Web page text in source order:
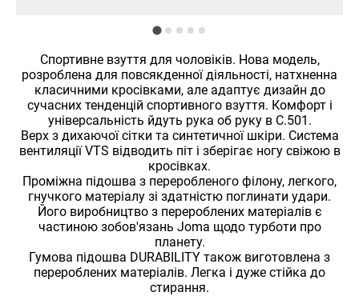
Спортивне взуття для чоловіків. Нова модель,
розроблена для повсякденної діяльності, натхненна
класичними кросівками, але адаптує дизайн до
сучасних тенденцій спортивного взуття. Комфорт і
універсальність йдуть рука об руку в C.501.
Верх з дихаючої сітки та синтетичної шкіри. Система
вентиляції VTS відводить піт і зберігає ногу свіжою в
кросівках.
Проміжна підошва з переробленого філону, легкого,
гнучкого матеріалу зі здатністю поглинати удари.
Його виробництво з перероблених матеріалів є
частиною зобов'язань Joma щодо турботи про
планету.
Гумова підошва DURABILITY також виготовлена ​​з
перероблених матеріалів. Легка і дуже стійка до
стирання.